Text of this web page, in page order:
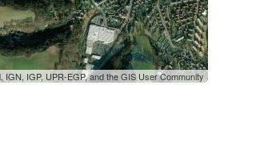
IGP, UPR-EGP, and the GIS User Community